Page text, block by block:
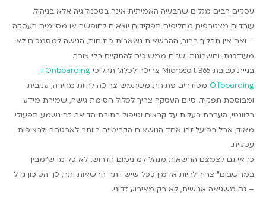
עסקים רבים מגלים שהבעיה האמיתית אינה בטכנולוגיה אלא בניהול.
עובדים מצטרפים, מחליפים תפקידים, יוצאים לחופשה או מסיימים העסקה
– ואם אין תהליך ברור, ההרשאות נשארות פתוחות, הגישה למסמכים לא
מעודכנת, וחשבונות ישנים ממשיכים להתקיים בלי צורך.
בניית סביבת Microsoft 365 צריכה לכלול תהליכי
Onboarding ו-
Offboarding מסודרים. פתיחת משתמש צריכה להיות מהירה, עקבית
ומבוססת תפקיד. סיום העסקה צריך לכלול חסימת גישה, שמירת מידע
רלוונטי, העברת בעלות על קבצים וטיפול בתיבת הדואר. זה נשמע תפעולי
מאוד, אבל בפועל זהו אחד הנושאים הקריטיים ביותר לאבטחה ולרציפות
עסקית.
כדאי גם לצמצם הרשאות מנהל למינימום הדרוש. לא כל מי ש"מבין
במחשבים" צריך להיות אדמין. ככל שיש יותר הרשאות יתר, כך הסיכון גדל
– גם משגיאה אנושית, לא רק מאירוע זדוני.